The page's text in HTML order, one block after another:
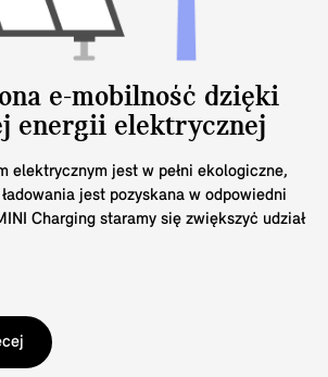
e-mobilność dzięki
energii elektrycznej
elektrycznym jest w pełni ekologiczne,
jest pozyskana w odpowiedni
Charging staramy się zwiększyć udział